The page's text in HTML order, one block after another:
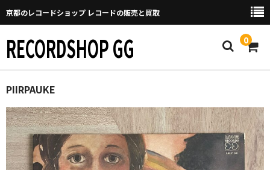
京都のレコードショップ レコードの販売と買取
RECORDSHOP GG 0
Home
マイページ
GGについて
買取について
PIIRPAUKE